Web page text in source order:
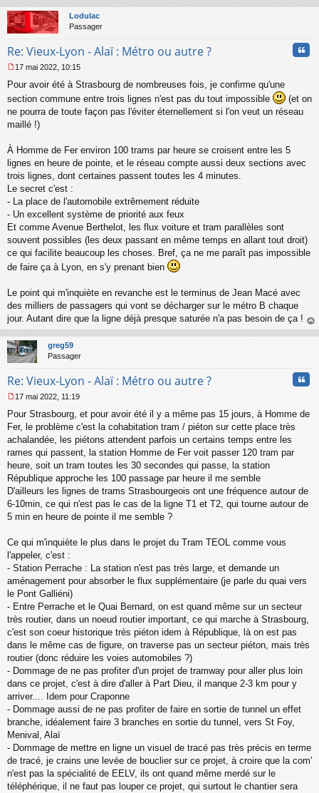
u
Lodulac
Passager
Re: Vieux-Lyon - Alaï : Métro ou autre ?
e
s
a
g
n
o
n
l
u
17 mai 2022, 10:15
Pour avoir été à Strasbourg de nombreuses fois, je confirme qu'une
section commune entre trois lignes n'est pas du tout impossible
(et on
ne pourra de toute façon pas l'éviter éternellement si l'on veut un réseau
maillé !)
À Homme de Fer environ 100 trams par heure se croisent entre les 5
lignes en heure de pointe, et le réseau compte aussi deux sections avec
trois lignes, dont certaines passent toutes les 4 minutes.
Le secret c'est :
- La place de l'automobile extrêmement réduite
- Un excellent système de priorité aux feux
Et comme Avenue Berthelot, les flux voiture et tram parallèles sont
souvent possibles (les deux passant en même temps en allant tout droit)
ce qui facilite beaucoup les choses. Bref, ça ne me paraît pas impossible
de faire ça à Lyon, en s'y prenant bien
Le point qui m'inquiète en revanche est le terminus de Jean Macé avec
des milliers de passagers qui vont se décharger sur le métro B chaque
jour. Autant dire que la ligne déjà presque saturée n'a pas besoin de ça !
au
greg59
Passager
Re: Vieux-Lyon - Alaï : Métro ou autre ?
e
s
s
g
e
n
o
n
u
17 mai 2022, 11:19
Pour Strasbourg, et pour avoir été il y a même pas 15 jours, à Homme de
Fer, le problème c'est la cohabitation tram / piéton sur cette place très
achalandée, les piétons attendent parfois un certains temps entre les
rames qui passent, la station Homme de Fer voit passer 120 tram par
heure, soit un tram toutes les 30 secondes qui passe, la station
République approche les 100 passage par heure il me semble
D'ailleurs les lignes de trams Strasbourgeois ont une fréquence autour de
6-10min, ce qui n'est pas le cas de la ligne T1 et T2, qui tourne autour de
5 min en heure de pointe il me semble ?
Ce qui m'inquiète le plus dans le projet du Tram TEOL comme vous
l'appeler, c'est :
- Station Perrache : La station n'est pas très large, et demande un
aménagement pour absorber le flux supplémentaire (je parle du quai vers
le Pont Galliéni)
- Entre Perrache et le Quai Bernard, on est quand même sur un secteur
très routier, dans un noeud routier important, ce qui marche à Strasbourg,
c'est son coeur historique très piéton idem à République, là on est pas
dans le même cas de figure, on traverse pas un secteur piéton, mais très
routier (donc réduire les voies automobiles ?)
- Dommage de ne pas profiter d'un projet de tramway pour aller plus loin
dans ce projet, c'est à dire d'aller à Part Dieu, il manque 2-3 km pour y
arriver.... Idem pour Craponne
- Dommage aussi de ne pas profiter de faire en sortie de tunnel un effet
branche, idéalement faire 3 branches en sortie du tunnel, vers St Foy,
Menival, Alaï
- Dommage de mettre en ligne un visuel de tracé pas très précis en terme
de tracé, je crains une levée de bouclier sur ce projet, à croire que la com'
n'est pas la spécialité de EELV, ils ont quand même merdé sur le
téléphérique, il ne faut pas louper ce projet, qui surtout le chantier sera